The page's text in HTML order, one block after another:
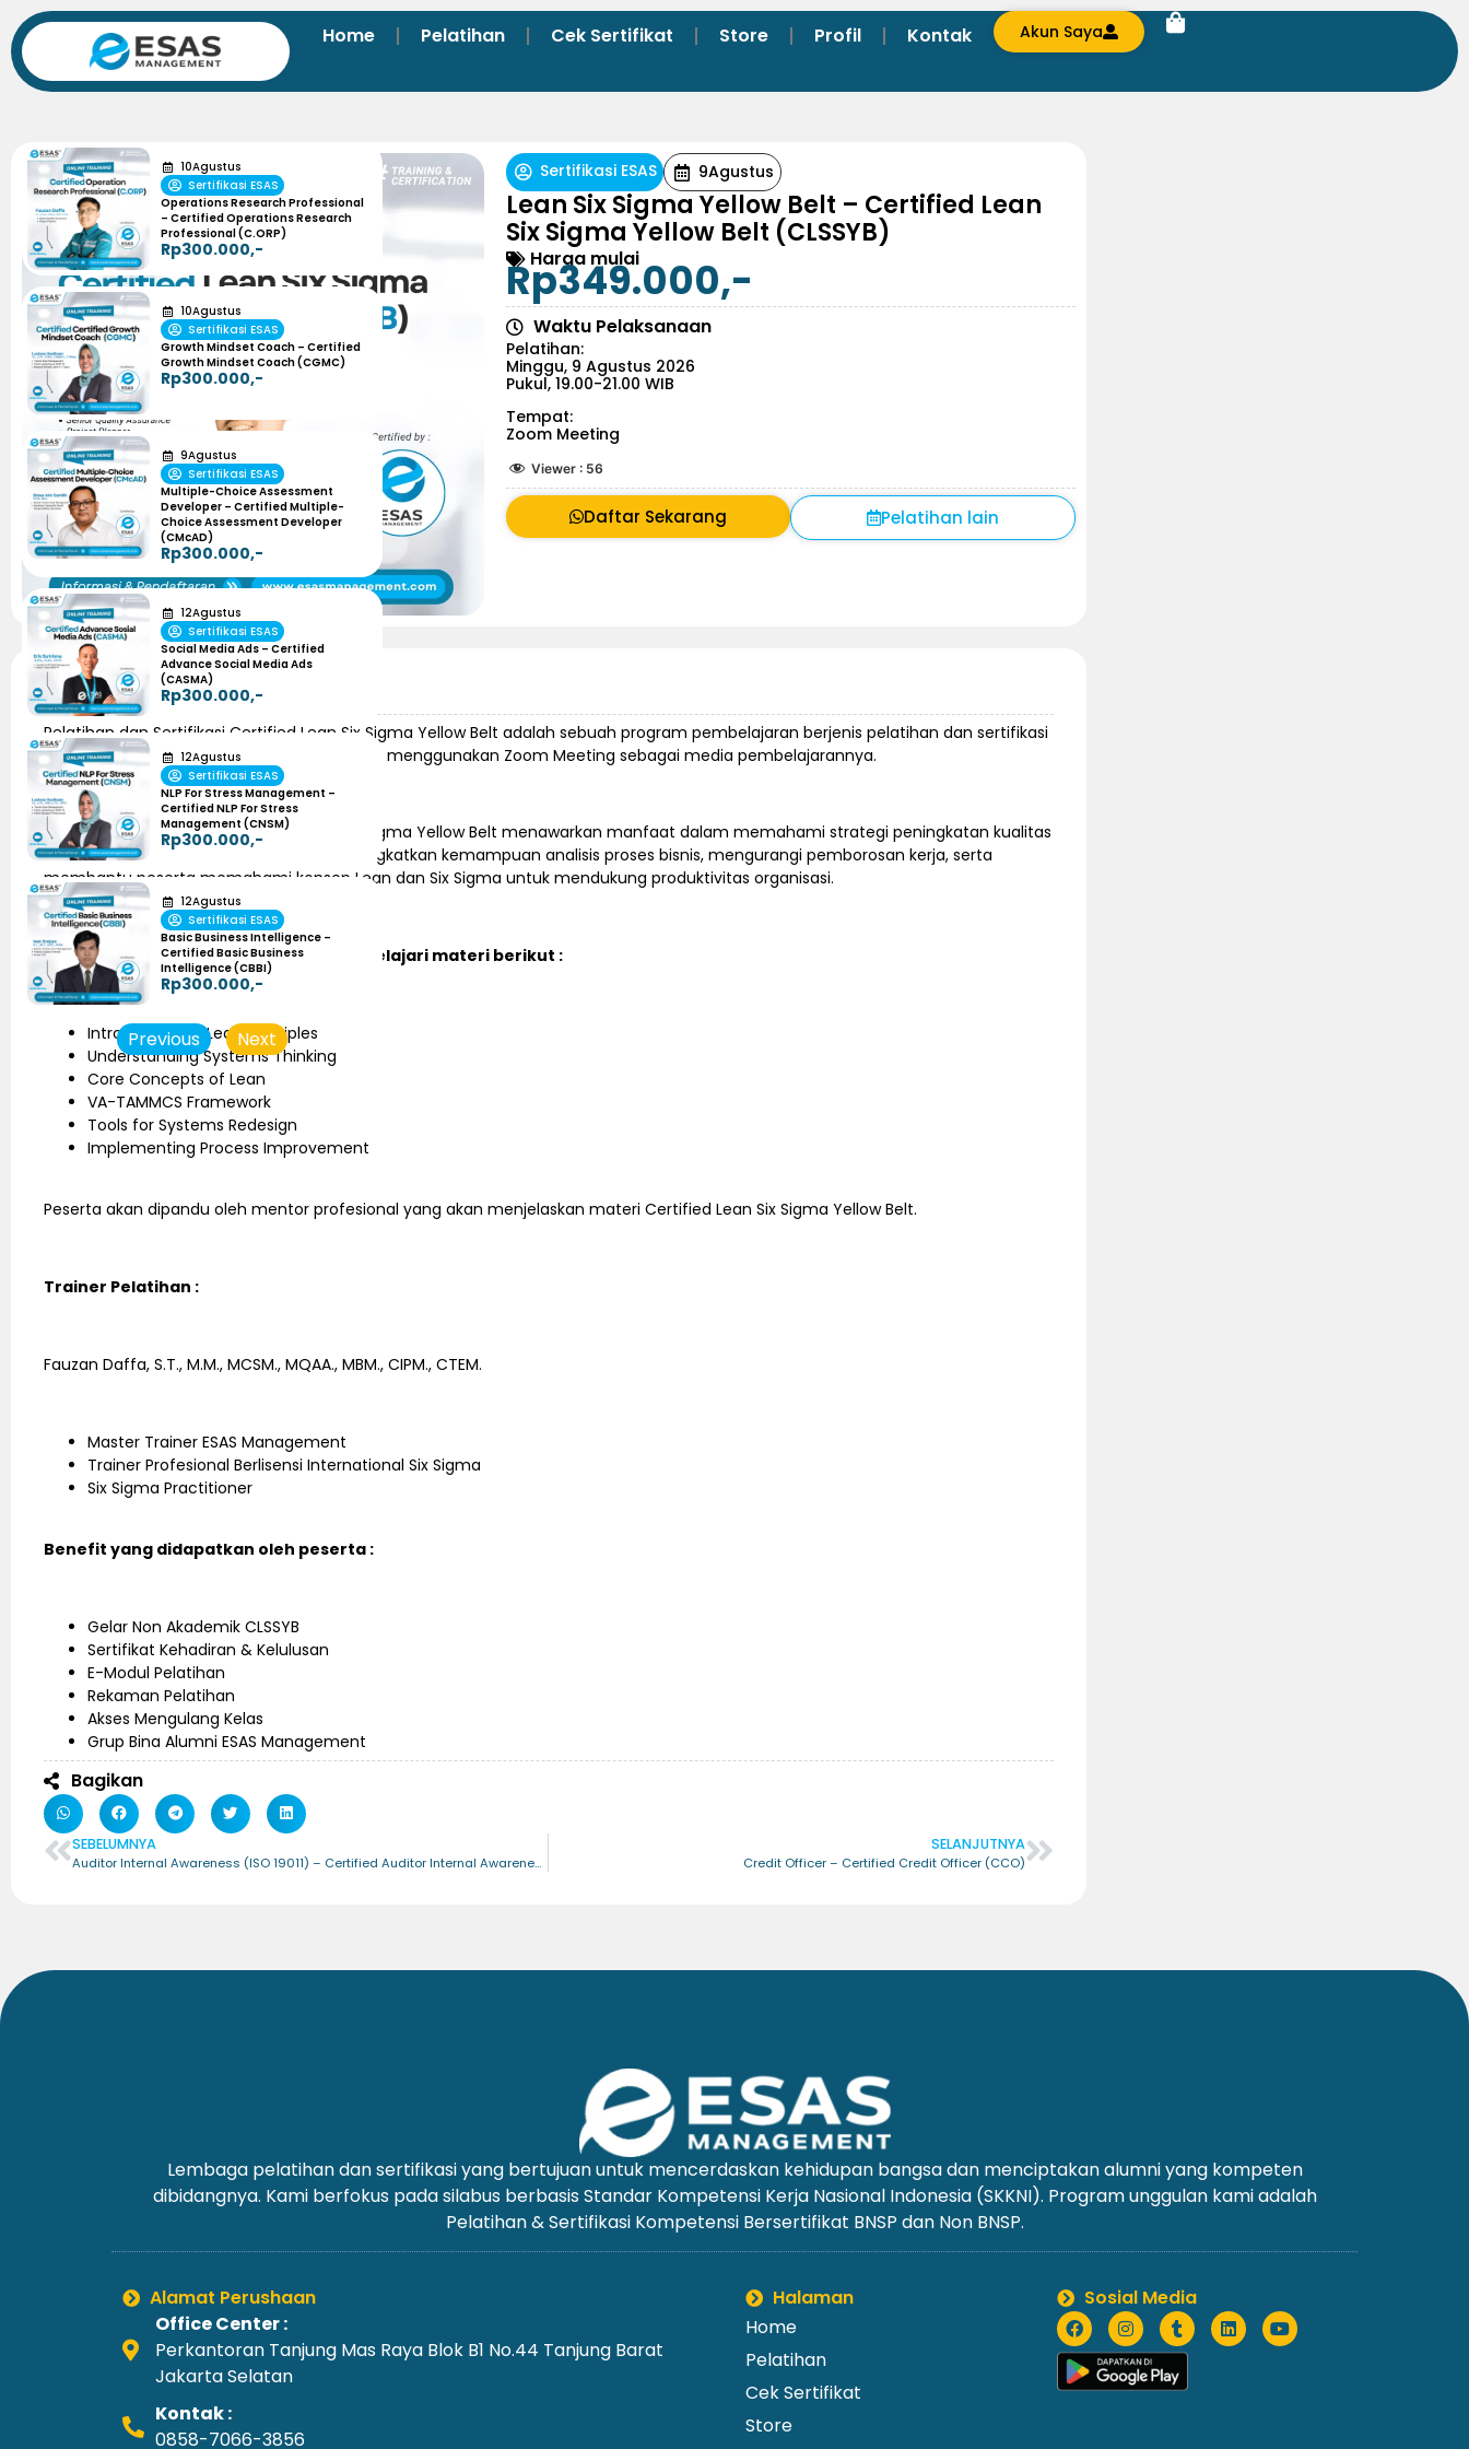
Home Pelatihan Cek Sertifikat Store Profil Kontak Akun Saya
Sertifikasi ESAS 9Agustus
Lean Six Sigma Yellow Belt – Certified Lean
Six Sigma Yellow Belt (CLSSYB)
Harga mulai
Rp349.000,-
Waktu Pelaksanaan
Pelatihan:
Minggu, 9 Agustus 2026
Pukul, 19.00-21.00 WIB
Tempat:
Zoom Meeting
Viewer : 56
Daftar Sekarang Pelatihan lain
Informasi Pelatihan
Pelatihan dan Sertifikasi Certified Lean Six Sigma Yellow Belt adalah sebuah program pembelajaran berjenis pelatihan dan sertifikasi
yang diselenggarakan secara online dengan menggunakan Zoom Meeting sebagai media pembelajarannya.
Pelatihan dan sertifikasi Certified Lean Six Sigma Yellow Belt menawarkan manfaat dalam memahami strategi peningkatan kualitas
dan efisiensi kerja secara sistematis, meningkatkan kemampuan analisis proses bisnis, mengurangi pemborosan kerja, serta
membantu peserta memahami konsep Lean dan Six Sigma untuk mendukung produktivitas organisasi.
Dalam program ini peserta akan mempelajari materi berikut :
Introduction to Lean Principles
Understanding Systems Thinking
Core Concepts of Lean
VA-TAMMCS Framework
Tools for Systems Redesign
Implementing Process Improvement
Peserta akan dipandu oleh mentor profesional yang akan menjelaskan materi Certified Lean Six Sigma Yellow Belt.
Trainer Pelatihan :
Fauzan Daffa, S.T., M.M., MCSM., MQAA., MBM., CIPM., CTEM.
Master Trainer ESAS Management
Trainer Profesional Berlisensi International Six Sigma
Six Sigma Practitioner
Benefit yang didapatkan oleh peserta :
Gelar Non Akademik CLSSYB
Sertifikat Kehadiran & Kelulusan
E-Modul Pelatihan
Rekaman Pelatihan
Akses Mengulang Kelas
Grup Bina Alumni ESAS Management
Bagikan
SEBELUMNYA
Auditor Internal Awareness (ISO 19011) – Certified Auditor Internal Awareness (CAIA)
SELANJUTNYA
Credit Officer – Certified Credit Officer (CCO)
10Agustus
Sertifikasi ESAS
Operations Research Professional
– Certified Operations Research
Professional (C.ORP)
Rp300.000,-
10Agustus
Sertifikasi ESAS
Growth Mindset Coach – Certified
Growth Mindset Coach (CGMC)
Rp300.000,-
9Agustus
Sertifikasi ESAS
Multiple-Choice Assessment
Developer – Certified Multiple-
Choice Assessment Developer
(CMcAD)
Rp300.000,-
12Agustus
Sertifikasi ESAS
Social Media Ads – Certified
Advance Social Media Ads
(CASMA)
Rp300.000,-
12Agustus
Sertifikasi ESAS
NLP For Stress Management –
Certified NLP For Stress
Management (CNSM)
Rp300.000,-
12Agustus
Sertifikasi ESAS
Basic Business Intelligence –
Certified Basic Business
Intelligence (CBBI)
Rp300.000,-
Previous Next
Lembaga pelatihan dan sertifikasi yang bertujuan untuk mencerdaskan kehidupan bangsa dan menciptakan alumni yang kompeten
dibidangnya. Kami berfokus pada silabus berbasis Standar Kompetensi Kerja Nasional Indonesia (SKKNI). Program unggulan kami adalah
Pelatihan & Sertifikasi Kompetensi Bersertifikat BNSP dan Non BNSP.
Alamat Perushaan
Office Center :
Perkantoran Tanjung Mas Raya Blok B1 No.44 Tanjung Barat
Jakarta Selatan
Kontak :
0858-7066-3856
Halaman
Home
Pelatihan
Cek Sertifikat
Store
Sosial Media